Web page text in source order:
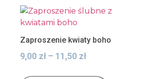
Zaproszenie kwiaty boho
9,00 zł – 11,50 zł